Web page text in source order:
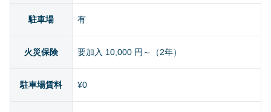
駐車場 有
火災保険 要加入 10,000 円～（2年）
駐車場賃料 ¥0